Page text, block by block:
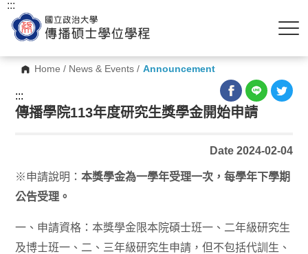
Home / News & Events / Announcement
:::
:::
傳播學院113年度研究生獎學金開始申請
Date 2024-02-04
※申請說明：本獎學金為一學年受理一次，每學年下學期
公告受理。
一、申請資格：本獎學金限本院碩士班一、二年級研究生
及博士班一、二、三年級研究生申請，但不包括代訓生、